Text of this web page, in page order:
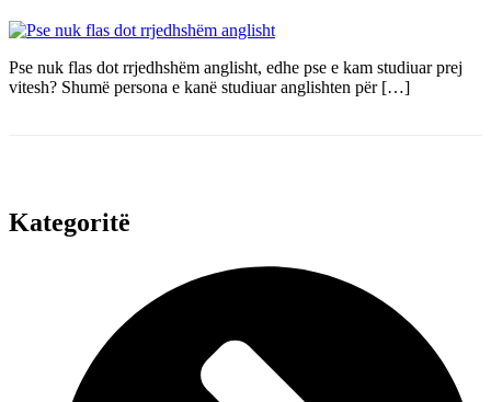
Pse nuk flas dot rrjedhshëm anglisht, edhe pse e kam studiuar prej
vitesh? Shumë persona e kanë studiuar anglishten për […]
Kategoritë